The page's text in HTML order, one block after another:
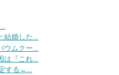
結婚した...
ムクー...
は『これ...
する←...